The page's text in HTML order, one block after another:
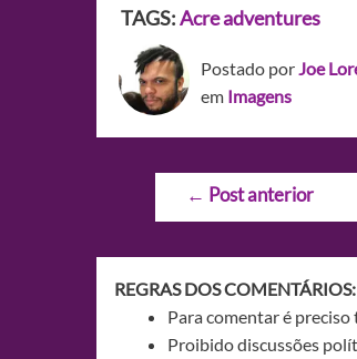
TAGS:Acre adventures
Postado porJoe
em Imagens
Navegação
← Post anterior
REGRAS DOS COMENTÁRIOS:
Para comentar é
Proibido discussões